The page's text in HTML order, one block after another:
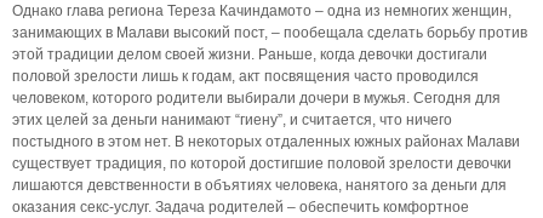
Однако глава региона Тереза Качиндамото – одна из немногих женщин,
занимающих в Малави высокий пост, – пообещала сделать борьбу против
этой традиции делом своей жизни. Раньше, когда девочки достигали
половой зрелости лишь к годам, акт посвящения часто проводился
человеком, которого родители выбирали дочери в мужья. Сегодня для
этих целей за деньги нанимают “гиену”, и считается, что ничего
постыдного в этом нет. В некоторых отдаленных южных районах Малави
существует традиция, по которой достигшие половой зрелости девочки
лишаются девственности в объятиях человека, нанятого за деньги для
оказания секс-услуг. Задача родителей – обеспечить комфортное